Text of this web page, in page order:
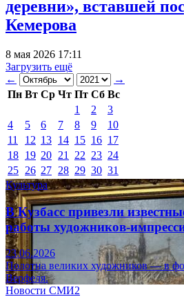
деревни», вставшей
Кемерова
8 мая 2026 17:11
Загрузить ещё
←
→
Пн Вт Ср Чт Пт Сб Вс
1
2
3
4
5 6 7 8 9
10
11
12 13 14 15 16 17
18 19 20 21 22 23 24
25 26 27 28 29 30 31
Культура
В Кузбасс привезли
работы художников-
23.06.2026
Полотна великих художников — в
Верфеля.
Новости СМИ2